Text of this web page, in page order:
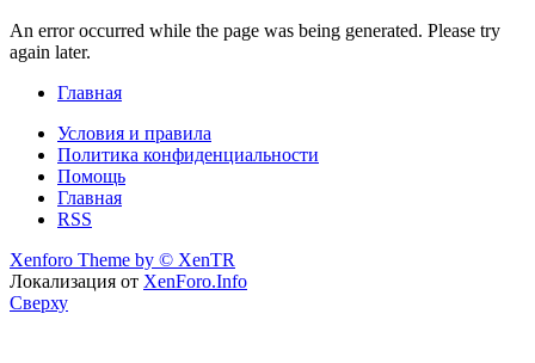
An error occurred while the page was being generated. Please try
again later.
Главная
Условия и правила
Политика конфиденциальности
Помощь
Главная
RSS
Xenforo Theme by © XenTR
Локализация от XenForo.Info
Сверху